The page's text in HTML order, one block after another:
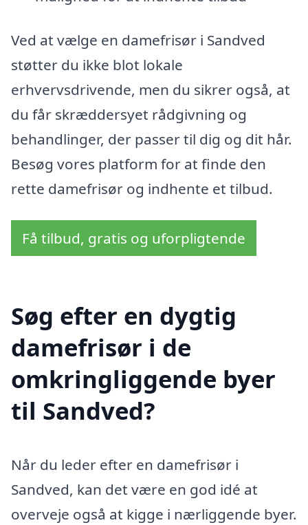
Ved at vælge en damefrisør i Sandved
støtter du ikke blot lokale
erhvervsdrivende, men du sikrer også, at
du får skræddersyet rådgivning og
behandlinger, der passer til dig og dit hår.
Besøg vores platform for at finde den
rette damefrisør og indhente et tilbud.
Få tilbud, gratis og uforpligtende
Søg efter en dygtig
damefrisør i de
omkringliggende byer
til Sandved?
Når du leder efter en damefrisør i
Sandved, kan det være en god idé at
overveje også at kigge i nærliggende byer.